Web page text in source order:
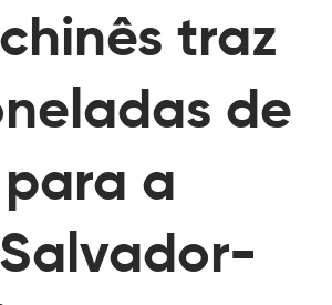
traz
de
a